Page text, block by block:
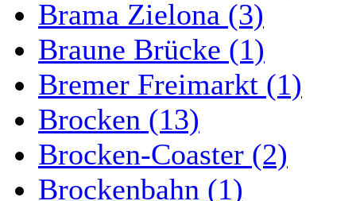
Brama Zielona (3)
Braune Brücke (1)
Bremer Freimarkt (1)
Brocken (13)
Brocken-Coaster (2)
Brockenbahn (1)